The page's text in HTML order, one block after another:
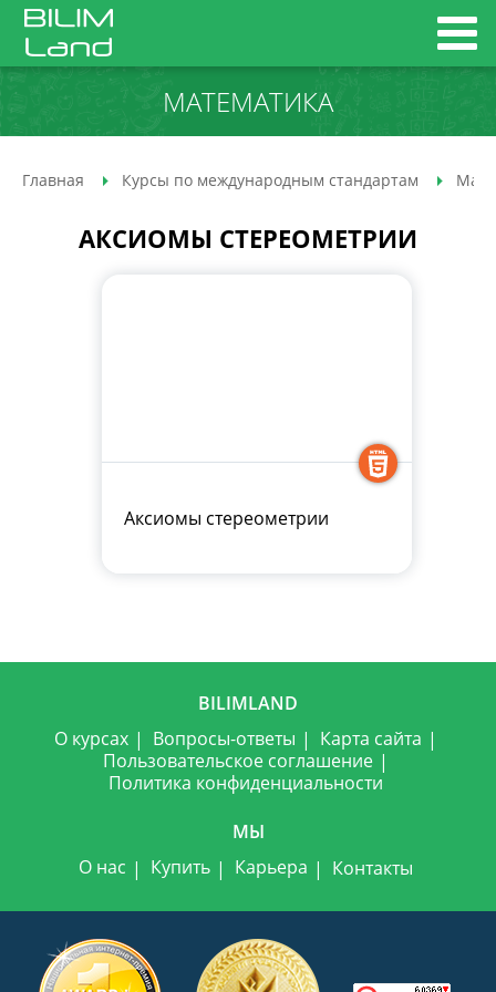
МАТЕМАТИКА
Главная Курсы по международным стандартам
АКСИОМЫ СТЕРЕОМЕТРИИ
Аксиомы стереометрии
BILIMLAND
О курсах
Вопросы-ответы
Карта сайта
Пользовательское соглашение
Политика конфиденциальности
МЫ
О нас
Купить Карьера Контакты